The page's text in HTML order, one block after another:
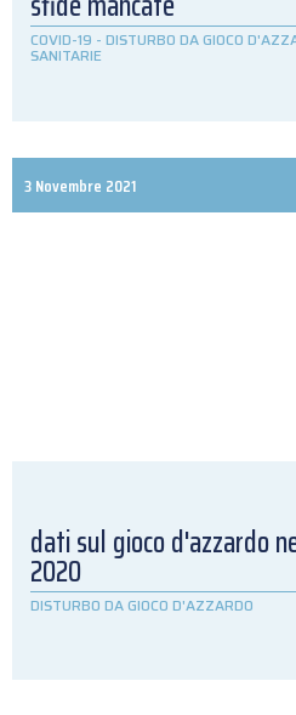
COVID-19 - DISTURBO DA GIOCO
SANITARIE
3 Novembre 2021
dati sul gioco d'azzardo
2020
DISTURBO DA GIOCO D'AZZARDO